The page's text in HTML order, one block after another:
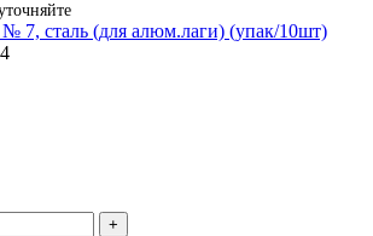
7, сталь (для алюм.лаги) (упак/10шт)
+